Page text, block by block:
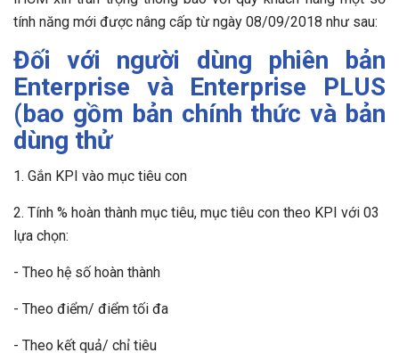
tính năng mới được nâng cấp từ ngày 08/09/2018 như sau:
Đối với người dùng phiên bản
Enterprise và Enterprise PLUS
(bao gồm bản chính thức và bản
dùng thử
1. Gắn KPI vào mục tiêu con
2. Tính % hoàn thành mục tiêu, mục tiêu con theo KPI với 03
lựa chọn:
- Theo hệ số hoàn thành
- Theo điểm/ điểm tối đa
- Theo kết quả/ chỉ tiêu